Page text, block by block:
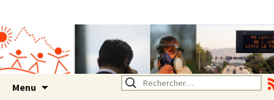
Rhône Alpes
Un environnement sain pour
la santé de tous
Menu Rechercher :